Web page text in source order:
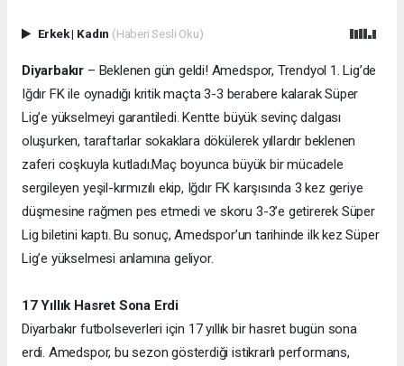
Erkek| Kadın (Haberi Sesli Oku)
Diyarbakır – Beklenen gün geldi! Amedspor, Trendyol 1. Lig’de
Iğdır FK ile oynadığı kritik maçta 3-3 berabere kalarak Süper
Lig’e yükselmeyi garantiledi. Kentte büyük sevinç dalgası
oluşurken, taraftarlar sokaklara dökülerek yıllardır beklenen
zaferi coşkuyla kutladı.Maç boyunca büyük bir mücadele
sergileyen yeşil-kırmızılı ekip, Iğdır FK karşısında 3 kez geriye
düşmesine rağmen pes etmedi ve skoru 3-3’e getirerek Süper
Lig biletini kaptı. Bu sonuç, Amedspor’un tarihinde ilk kez Süper
Lig’e yükselmesi anlamına geliyor.
17 Yıllık Hasret Sona Erdi
Diyarbakır futbolseverleri için 17 yıllık bir hasret bugün sona
erdi. Amedspor, bu sezon gösterdiği istikrarlı performans,